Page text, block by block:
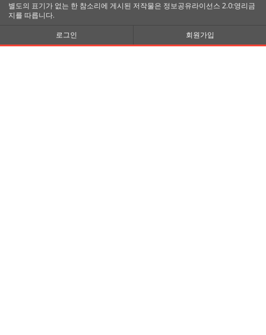
별도의 표기가 없는 한 참소리에 게시된 저작물은 정보공유라이선스 2.0:영리금
지를 따릅니다.
로그인
회원가입